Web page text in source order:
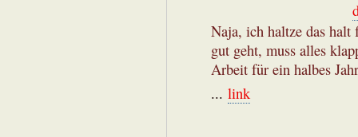
Naja, ich haltze das
gut geht, muss alles
Arbeit für ein halbes
... link